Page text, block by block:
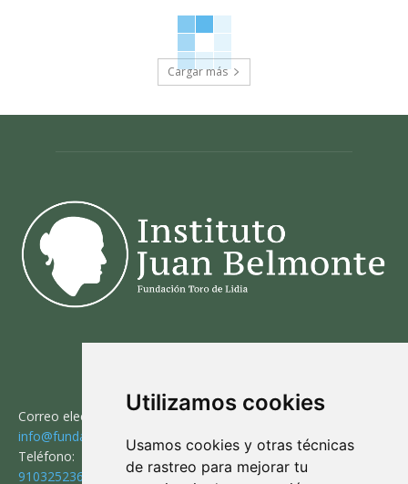
Utilizamos cookies
Usamos cookies y otras técnicas
de rastreo para mejorar tu
Cargar más
Correo electrónico:
info@fundaciontorodelidia.org
Teléfono:
910325236